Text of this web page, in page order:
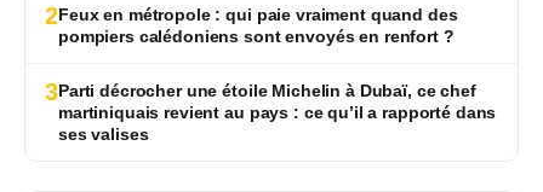
2Feux en métropole : qui paie vraiment quand des
pompiers calédoniens sont envoyés en renfort ?
3Parti décrocher une étoile Michelin à Dubaï, ce chef
martiniquais revient au pays : ce qu’il a rapporté dans
ses valises